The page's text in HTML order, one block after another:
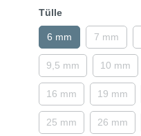
Tülle
6 mm 7 mm
9,5 mm 10 mm
16 mm 19 mm
25 mm 26 mm